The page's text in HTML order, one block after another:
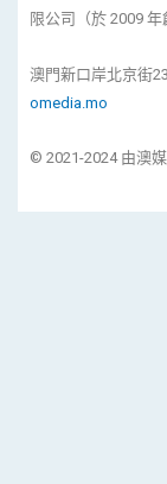
限公司（於 2009
澳門新口岸北京街
omedia.mo
© 2021-2024 由澳